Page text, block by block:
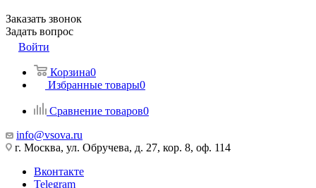
Заказать звонок
Задать вопрос
Войти
Корзина0
Избранные товары0
Сравнение товаров0
info@vsova.ru
г. Москва, ул. Обручева, д. 27, кор. 8, оф. 114
Вконтакте
Telegram